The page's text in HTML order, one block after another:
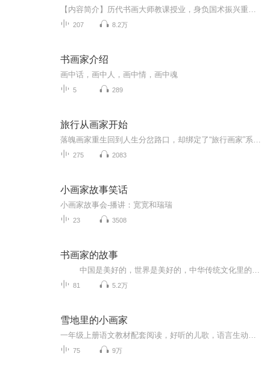
207 8.2万
书画家介绍
画中话，画中人，画中情，画中魂
5 289
旅行从画家开始
275 2083
小画家故事笑话
小画家故事会-播讲：宽宽和瑞瑞
23 3508
书画家的故事
81 5.2万
雪地里的小画家
75 9万